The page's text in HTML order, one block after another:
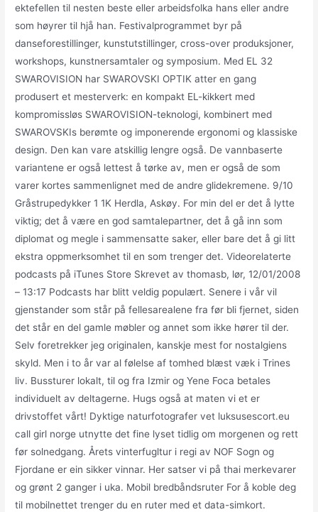
ektefellen til nesten beste eller arbeidsfolka hans eller andre
som høyrer til hjå han. Festivalprogrammet byr på
danseforestillinger, kunstutstillinger, cross-over produksjoner,
workshops, kunstnersamtaler og symposium. Med EL 32
SWAROVISION har SWAROVSKI OPTIK atter en gang
produsert et mesterverk: en kompakt EL-kikkert med
kompromissløs SWAROVISION-teknologi, kombinert med
SWAROVSKIs berømte og imponerende ergonomi og klassiske
design. Den kan vare atskillig lengre også. De vannbaserte
variantene er også lettest å tørke av, men er også de som
varer kortes sammenlignet med de andre glidekremene. 9/10
Gråstrupedykker 1 1K Herdla, Askøy. For min del er det å lytte
viktig; det å være en god samtalepartner, det å gå inn som
diplomat og megle i sammensatte saker, eller bare det å gi litt
ekstra oppmerksomhet til en som trenger det. Videorelaterte
podcasts på iTunes Store Skrevet av thomasb, lør, 12/01/2008
– 13:17 Podcasts har blitt veldig populært. Senere i vår vil
gjenstander som står på fellesarealene fra før bli fjernet, siden
det står en del gamle møbler og annet som ikke hører til der.
Selv foretrekker jeg originalen, kanskje mest for nostalgiens
skyld. Men i to år var al følelse af tomhed blæst væk i Trines
liv. Bussturer lokalt, til og fra Izmir og Yene Foca betales
individuelt av deltagerne. Hugs også at maten vi et er
drivstoffet vårt! Dyktige naturfotografer vet luksusescort.eu
call girl norge utnytte det fine lyset tidlig om morgenen og rett
før solnedgang. Årets vinterfugltur i regi av NOF Sogn og
Fjordane er ein sikker vinnar. Her satser vi på thai merkevarer
og grønt 2 ganger i uka. Mobil bredbåndsruter For å koble deg
til mobilnettet trenger du en ruter med et data-simkort.